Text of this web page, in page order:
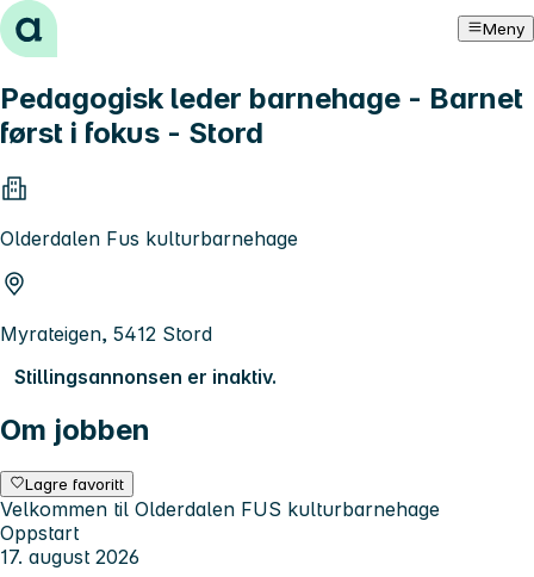
Hopp til innhold Meny
Pedagogisk leder barnehage - Barnet
først i fokus - Stord
Olderdalen Fus kulturbarnehage
Myrateigen, 5412 Stord
Stillingsannonsen er inaktiv.
Om jobben
Lagre favoritt
Velkommen til Olderdalen FUS kulturbarnehage
Oppstart
17. august 2026